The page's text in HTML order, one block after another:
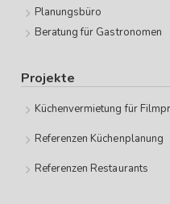
Planungsbüro
Beratung für Gastronomen
Projekte
Küchenvermietung für
Referenzen Küchenplanung
Referenzen Restaurants